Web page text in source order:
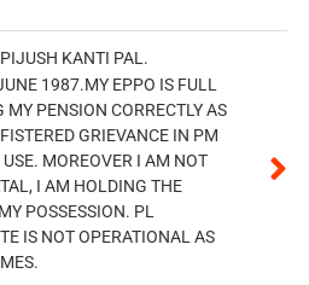
KANTI PAL.
1987.MY EPPO IS FULL
PENSION CORRECTLY AS
GRIEVANCE IN PM
MOREOVER I AM NOT
I AM HOLDING THE
POSSESSION. PL
IS NOT OPERATIONAL AS